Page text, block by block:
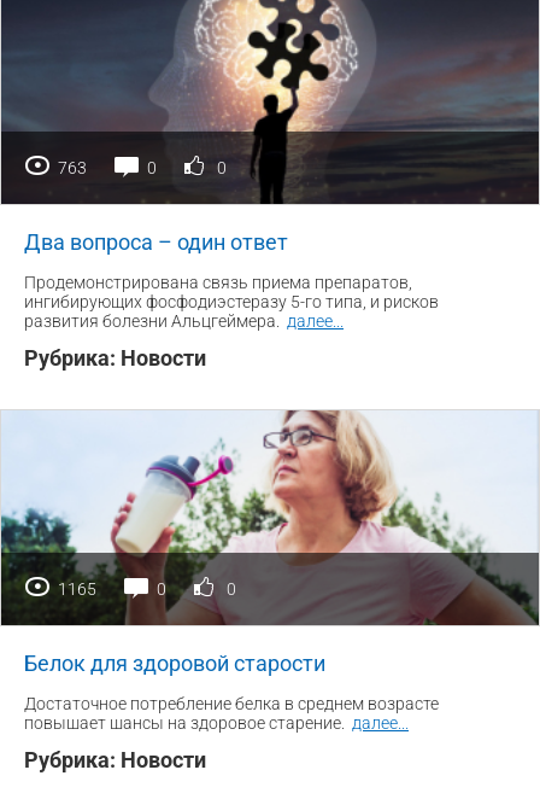
763 0 0
Два вопроса – один ответ
Продемонстрирована связь приема препаратов,
ингибирующих фосфодиэстеразу 5-го типа, и рисков
развития болезни Альцгеймера.
далее
Рубрика: Новости
1165 0 0
Белок для здоровой старости
Достаточное потребление белка в среднем возрасте
повышает шансы на здоровое старение.
далее
Рубрика: Новости